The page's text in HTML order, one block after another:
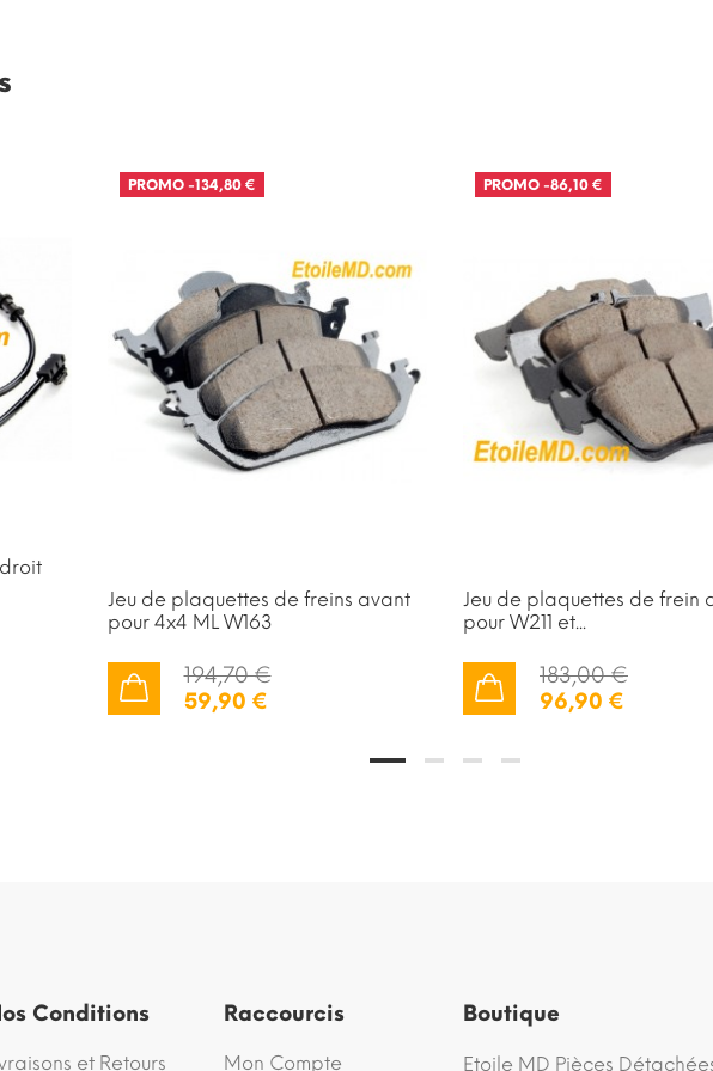
PROMO-134,80 €
Jeu de plaquettes de freins avant
pour 4x4 ML W163
194,70 €
59,90 €
PROMO -86,10 €
Jeu de plaquettes de frein
pour W211 et...
183,00 €
96,90 €
Conditions
et Retours
Raccourcis
Mon Compte
Boutique
Etoile MD Pièces